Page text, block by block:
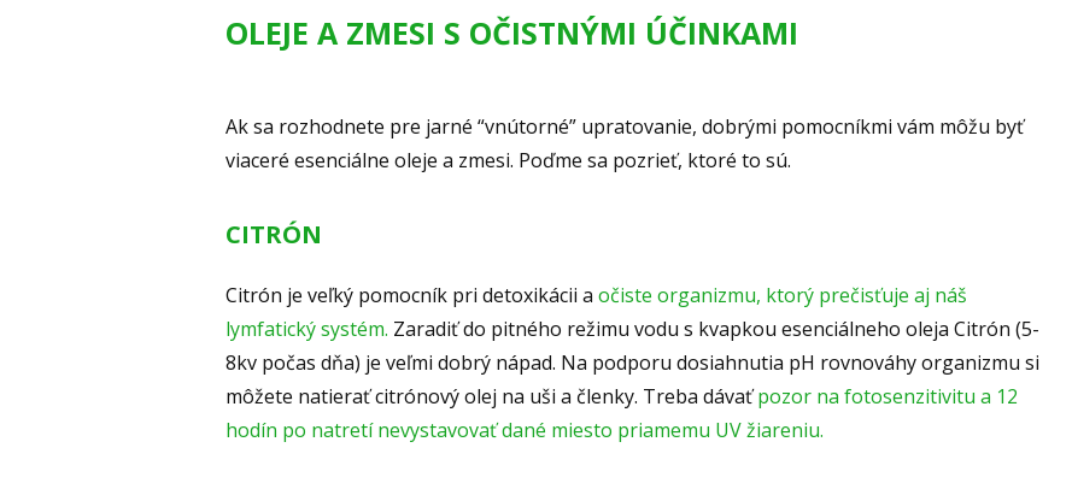
OLEJE A ZMESI S OČISTNÝMI ÚČINKAMI
Ak sa rozhodnete pre jarné “vnútorné” upratovanie, dobrými pomocníkmi vám môžu byť
viaceré esenciálne oleje a zmesi. Poďme sa pozrieť, ktoré to sú.
CITRÓN
Citrón je veľký pomocník pri detoxikácii a očiste organizmu, ktorý prečisťuje aj náš
lymfatický systém. Zaradiť do pitného režimu vodu s kvapkou esenciálneho oleja Citrón (5-
8kv počas dňa) je veľmi dobrý nápad. Na podporu dosiahnutia pH rovnováhy organizmu si
môžete natierať citrónový olej na uši a členky. Treba dávaťpozor na fotosenzitivitu a 12
hodín po natretí nevystavovať dané miesto priamemu UV žiareniu.